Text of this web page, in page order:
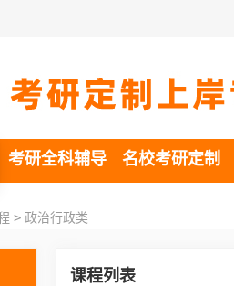
考研全科辅导 名校考研定制
> 政治行政类
课程列表